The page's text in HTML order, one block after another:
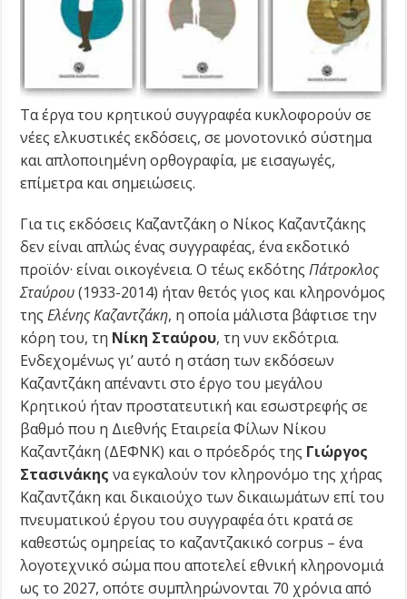
Τα έργα του κρητικού συγγραφέα κυκλοφορούν σε
νέες ελκυστικές εκδόσεις, σε μονοτονικό σύστημα
και απλοποιημένη ορθογραφία, με εισαγωγές,
επίμετρα και σημειώσεις.
Για τις εκδόσεις Καζαντζάκη ο Νίκος Καζαντζάκης
δεν είναι απλώς ένας συγγραφέας, ένα εκδοτικό
προϊόν· είναι οικογένεια. Ο τέως εκδότηςΠάτροκλος
Σταύρου(1933-2014) ήταν θετός γιος και κληρονόμος
τηςΕλένης Καζαντζάκη, η οποία μάλιστα βάφτισε την
κόρη του, τη Νίκη Σταύρου, τη νυν εκδότρια.
Ενδεχομένως γι’ αυτό η στάση των εκδόσεων
Καζαντζάκη απέναντι στο έργο του μεγάλου
Κρητικού ήταν προστατευτική και εσωστρεφής σε
βαθμό που η Διεθνής Εταιρεία Φίλων Νίκου
Καζαντζάκη (ΔΕΦΝΚ) και ο πρόεδρός της Γιώργος
Στασινάκης να εγκαλούν τον κληρονόμο της χήρας
Καζαντζάκη και δικαιούχο των δικαιωμάτων επί του
πνευματικού έργου του συγγραφέα ότι κρατά σε
καθεστώς ομηρείας το καζαντζακικό corpus – ένα
λογοτεχνικό σώμα που αποτελεί εθνική κληρονομιά
ως το 2027, οπότε συμπληρώνονται 70 χρόνια από